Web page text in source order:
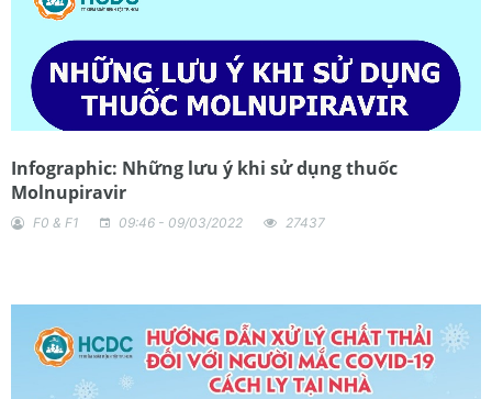
Infographic: Những lưu ý khi sử dụng thuốc
Molnupiravir
F0 & F1 09:46 - 09/03/2022 27437